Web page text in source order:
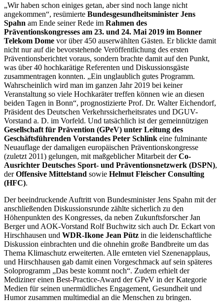
„Wir haben schon einiges getan, aber sind noch lange nicht
angekommen“, resümierte Bundesgesundheitsminister Jens
Spahn am Ende seiner Rede im Rahmen des
Präventionskongresses am 23. und 24. Mai 2019 im Bonner
Telekom Dome vor über 450 auserwählten Gästen. Er blickte damit
nicht nur auf die bevorstehende Veröffentlichung des ersten
Präventionsberichtet voraus, sondern brachte damit auf den Punkt,
was über 40 hochkarätige Referenten und Diskussionsgäste
zusammentragen konnten. „Ein unglaublich gutes Programm.
Wahrscheinlich wird man im ganzen Jahr 2019 bei keiner
Veranstaltung so viele Hochkaräter treffen können wie an diesen
beiden Tagen in Bonn“, prognostizierte Prof. Dr. Walter Eichendorf,
Präsident des Deutschen Verkehrssicherheitsrates und DGUV-
Vorstand a. D. im Vorfeld. Und tatsächlich ist der gemeinnützigen
Gesellschaft für Prävention (GPeV) unter Leitung des
Geschäftsführenden Vorstandes Peter Schlink eine fulminante
Neuauflage der damaligen europäischen Präventionskongresse
(zuletzt 2011) gelungen, mit maßgeblicher Mitarbeit derCo-
Ausrichter Deutsches Sport- und Präventionsnetzwerk (DSPN),
derOffensive Mittelstand sowie Helmut Fleischer Consulting
(HFC).
Der beeindruckende Auftritt von Bundesminister Jens Spahn mit der
anschließenden Diskussionsrunde zählte sicherlich zu den
Höhenpunkten des Kongresses, da neben Zukunftsforscher Jan
Berger und AOK-Vorstand Rolf Buchwitz sich auch Dr. Eckart von
Hirschhausen und WDR-Ikone Jean Pütz in die leidenschaftliche
Diskussion einbrachten und die ohnehin große Bandbreite um das
Thema Klimaschutz erweiterten. Alle ernteten viel Szenenapplaus,
und Hirschhausen gab damit einen Vorgeschmack auf sein späteres
Soloprogramm „Das beste kommt noch“. Zudem erhielt der
Mediziner einen Best-Practice-Award der GPeV in der Kategorie
Medien für seinen unermüdliches Engagement, Gesundheit und
Humor zusammen multimedial an die Menschen zu bringen.